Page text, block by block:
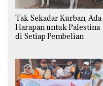
Tak Sekadar Kurban, Ada
Harapan untuk Palestina
di Setiap Pembelian